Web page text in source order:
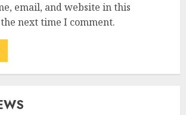
email, and website in this
next time I comment.